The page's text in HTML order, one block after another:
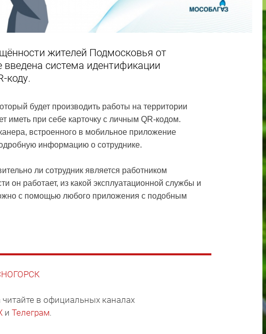
жителей Подмосковья от
система идентификации
коду.
будет производить работы на территории
иметь при себе карточку с личным QR-кодом.
встроенного в мобильное приложение
информацию о сотруднике.
ли сотрудник является работником
он работает, из какой эксплуатационной службы и
с помощью любого приложения с подобным
в официальных каналах
и Телеграм.